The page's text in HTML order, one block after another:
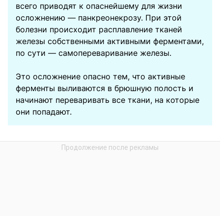
всего приводят к опаснейшему для жизни
осложнению — панкреонекрозу. При этой
болезни происходит расплавление тканей
железы собственными активными ферментами,
по сути — самопереваривание железы.
Это осложнение опасно тем, что активные
ферменты выливаются в брюшную полость и
начинают переваривать все ткани, на которые
они попадают.